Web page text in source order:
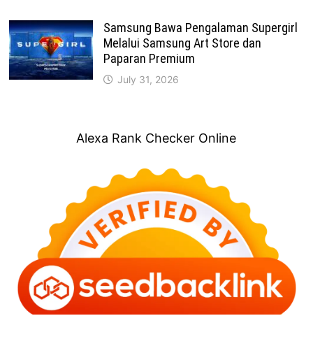
Samsung Bawa Pengalaman Supergirl
Melalui Samsung Art Store dan
Paparan Premium
July 31, 2026
Alexa Rank Checker Online